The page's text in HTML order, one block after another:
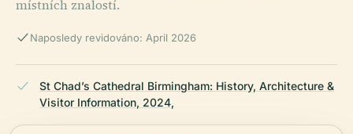
místních znalostí.
Naposledy revidováno: April 2026
St Chad’s Cathedral Birmingham: History, Architecture &
Visitor Information, 2024,